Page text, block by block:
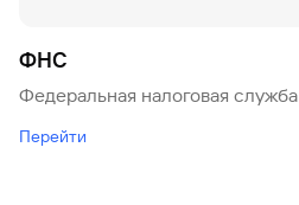
ФНС
Федеральная налоговая служба
Перейти